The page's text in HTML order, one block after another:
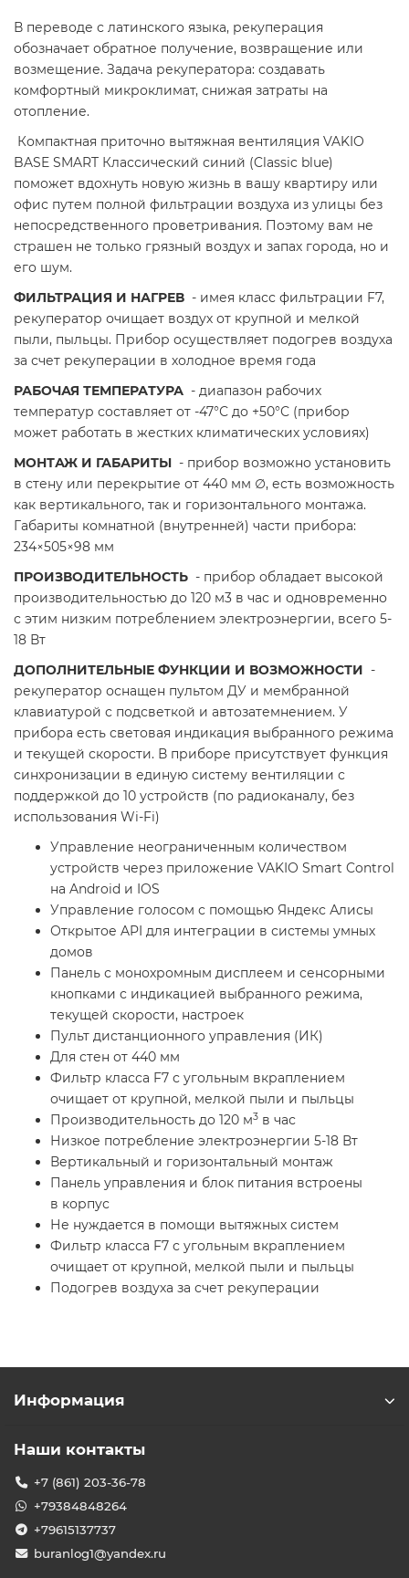
В переводе с латинского языка, рекуперация
обозначает обратное получение, возвращение или
возмещение. Задача рекуператора: создавать
комфортный микроклимат, снижая затраты на
отопление.
Компактная приточно вытяжная вентиляция VAKIO
BASE SMART Классический синий (Classic blue)
поможет вдохнуть новую жизнь в вашу квартиру или
офис путем полной фильтрации воздуха из улицы без
непосредственного проветривания. Поэтому вам не
страшен не только грязный воздух и запах города, но и
его шум.
ФИЛЬТРАЦИЯ И НАГРЕВ - имея класс фильтрации F7,
рекуператор очищает воздух от крупной и мелкой
пыли, пыльцы. Прибор осуществляет подогрев воздуха
за счет рекуперации в холодное время года
РАБОЧАЯ ТЕМПЕРАТУРА - диапазон рабочих
температур составляет от -47°С до +50°С (прибор
может работать в жестких климатических условиях)
МОНТАЖ И ГАБАРИТЫ - прибор возможно установить
в стену или перекрытие от 440 мм ∅, есть возможность
как вертикального, так и горизонтального монтажа.
Габариты комнатной (внутренней) части прибора:
234×505×98 мм
ПРОИЗВОДИТЕЛЬНОСТЬ - прибор обладает высокой
производительностью до 120 м3 в час и одновременно
с этим низким потреблением электроэнергии, всего 5-
18 Вт
ДОПОЛНИТЕЛЬНЫЕ ФУНКЦИИ И ВОЗМОЖНОСТИ -
рекуператор оснащен пультом ДУ и мембранной
клавиатурой с подсветкой и автозатемнением. У
прибора есть световая индикация выбранного режима
и текущей скорости. В приборе присутствует функция
синхронизации в единую систему вентиляции с
поддержкой до 10 устройств (по радиоканалу, без
использования Wi-Fi)
Управление неограниченным количеством
устройств через приложение VAKIO Smart Control
на Android и IOS
Управление голосом с помощью Яндекс Алисы
Открытое API для интеграции в системы умных
домов
Панель с монохромным дисплеем и сенсорными
кнопками с индикацией выбранного режима,
текущей скорости, настроек
Пульт дистанционного управления (ИК)
Для стен от 440 мм
Фильтр класса F7 с угольным вкраплением
очищает от крупной, мелкой пыли и пыльцы
Производительность до 120 м3 в час
Низкое потребление электроэнергии 5-18 Вт
Вертикальный и горизонтальный монтаж
Панель управления и блок питания встроены
в корпус
Не нуждается в помощи вытяжных систем
Фильтр класса F7 с угольным вкраплением
очищает от крупной, мелкой пыли и пыльцы
Подогрев воздуха за счет рекуперации
Информация
Наши контакты
+7 (861) 203-36-78
+79384848264
+79615137737
buranlog1@yandex.ru